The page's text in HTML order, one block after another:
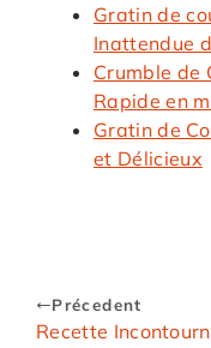
Gratin de
Inattendue
Crumble de
Rapide en
Gratin de
et Délicieux
Précedent
Recette